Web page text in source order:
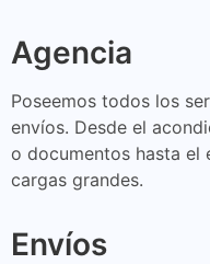
Agencia
Poseemos todos los
envíos. Desde el
o documentos hasta el
cargas grandes.
Envíos